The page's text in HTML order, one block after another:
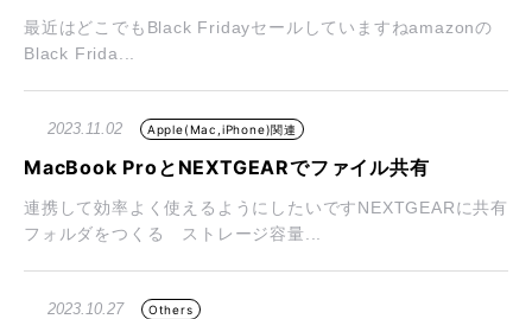
最近はどこでもBlack Fridayセールしていますねamazonの
Black Frida...
2023.11.02 Apple(Mac,iPhone)関連
MacBook ProとNEXTGEARでファイル共有
連携して効率よく使えるようにしたいですNEXTGEARに共有
フォルダをつくる ストレージ容量...
2023.10.27 Others